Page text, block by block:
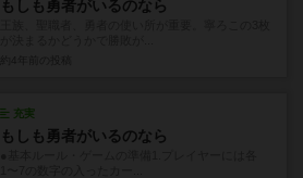
もしも勇者がいるのなら
充実
もしも勇者がいるのなら